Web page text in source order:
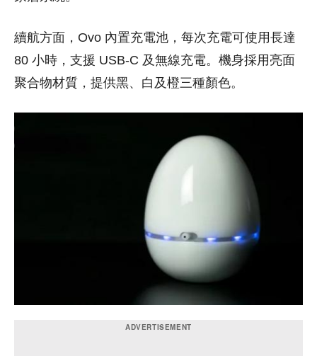
續航方面，Ovo 內置充電池，每次充電可使用長達
80 小時，支援 USB-C 及無線充電。機身採用亮面
聚合物材質，提供黑、白及橙三種顏色。